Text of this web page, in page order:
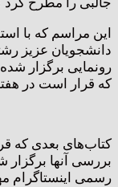
این مراسم که با
دانشجویان عزیز
رونمایی برگزار
که قرار است در
کتاب‌های بعدی که
بررسی آنها
رسمی اینستاگرام